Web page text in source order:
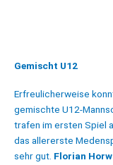
Gemischt U12
Erfreulicherweise
gemischte U12-
trafen im ersten Spiel
das allererste
sehr gut. Florian